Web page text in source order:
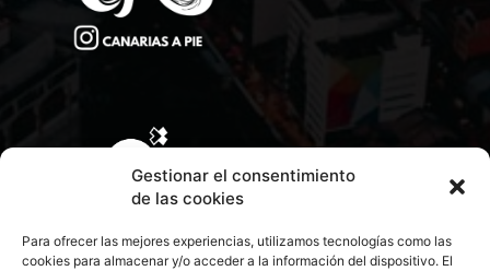
Gestionar el consentimiento
de las cookies
Para ofrecer las mejores experiencias, utilizamos tecnologías como las
cookies para almacenar y/o acceder a la información del dispositivo. El